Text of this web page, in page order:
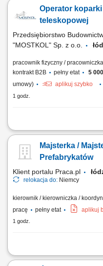
zakresu ortopedii, które realnie
Edukowanie pacjentów oraz ich
Operator koparki
teleskopowej
Przedsiębiorstwo
"MOSTKOL" Sp. z o.o.
pracownik fizyczny /
kontrakt B2B
pełny etat 5
umowy)
aplikuj szybko
1 godz.
ZADANIA: Obsługa koparki
Praca przy wykonywaniu
ziemnych i transportowych na
Majsterka / Majster Produkcji
Prefabrykatów
Klient portalu Praca.pl
relokacja do: Niemcy
kierownik / kierowniczka /
pracę
pełny etat aplikuj
1 godz.
Nadzorowanie prac w zakładzie